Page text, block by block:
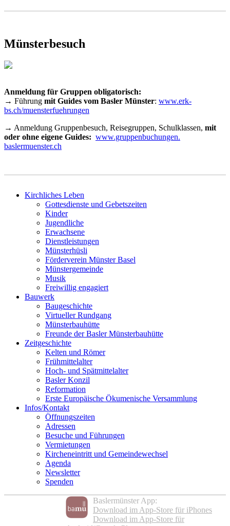
Münsterbesuch
Anmeldung für Gruppen obligatorisch:
→ Führung mit Guides vom Basler Münster: www.erk-
bs.ch/muensterfuehrungen
→ Anmeldung Gruppenbesuch, Reisegruppen, Schulklassen, mit
oder ohne eigene Guides: www.gruppenbuchungen.
baslermuenster.ch
Kirchliches Leben
Gottesdienste und Gebetszeiten
Kinder
Jugendliche
Erwachsene
Dienstleistungen
Münsterhüsli
Förderverein Münster Basel
Münstergemeinde
Musik
Freiwillig engagiert
Bauwerk
Baugeschichte
Virtueller Rundgang
Münsterbauhütte
Freunde der Basler Münsterbauhütte
Zeitgeschichte
Kelten und Römer
Frühmittelalter
Hoch- und Spätmittelalter
Basler Konzil
Reformation
Erste Europäische Ökumenische Versammlung
Infos/Kontakt
Öffnungszeiten
Adressen
Besuche und Führungen
Vermietungen
Kircheneintritt und Gemeindewechsel
Agenda
Newsletter
Spenden
Baslermünster App:
Download im App-Store für iPhones
Download im App-Store für